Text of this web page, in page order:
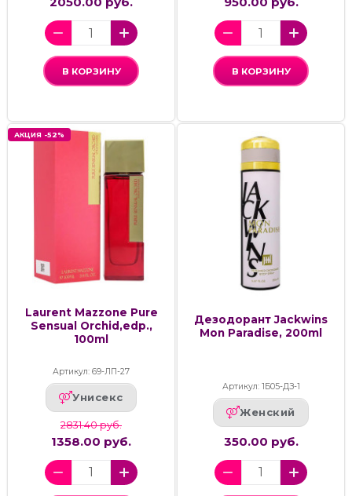
В КОРЗИНУ В КОРЗИНУ
АКЦИЯ -52%
Laurent Mazzone Pure
Sensual Orchid,edp.,
100ml
Артикул: 69-ЛП-27
Унисекс
2831.40 руб.
1358.00 руб.
Дезодорант Jackwins
Mon Paradise, 200ml
Артикул: 1Б05-ДЗ-1
Женский
350.00 руб.